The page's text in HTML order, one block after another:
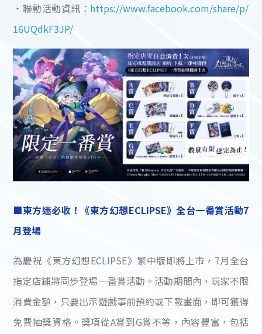
・聯動活動資訊： https://www.facebook.com/share/p/
16UQdkF3JP/
■東方迷必收！《東方幻想ECLIPSE》全台一番賞活動7
月登場
為慶祝《東方幻想ECLIPSE》繁中版即將上市，7月全台
指定店鋪將同步登場一番賞活動。活動期間內，玩家不限
消費金額，只要出示遊戲事前預約或下載畫面，即可獲得
免費抽獎資格。獎項從A賞到G賞不等，內容豐富，包括